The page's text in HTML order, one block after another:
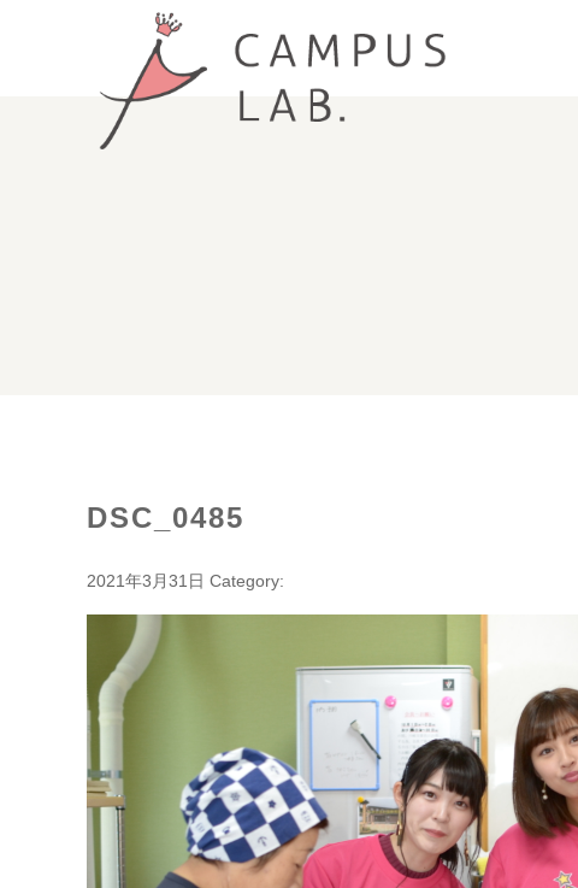
DSC_0485
2021年3月31日 Category: